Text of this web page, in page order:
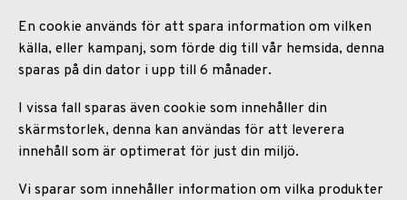
En cookie används för att spara information om vilken
källa, eller kampanj, som förde dig till vår hemsida, denna
sparas på din dator i upp till 6 månader.
I vissa fall sparas även cookie som innehåller din
skärmstorlek, denna kan användas för att leverera
innehåll som är optimerat för just din miljö.
Vi sparar som innehåller information om vilka produkter